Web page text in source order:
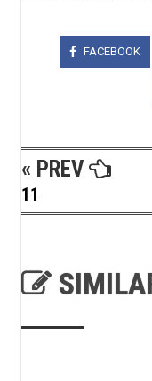
FACEBOOK
« PREV
11